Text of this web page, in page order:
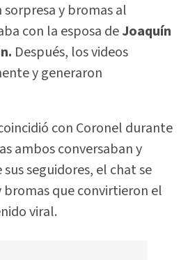
sorpresa y bromas al
con la esposa deJoaquín
Después, los videos
y generaron
con Coronel durante
ambos conversaban y
seguidores, el chat se
bromas que convirtieron el
viral.